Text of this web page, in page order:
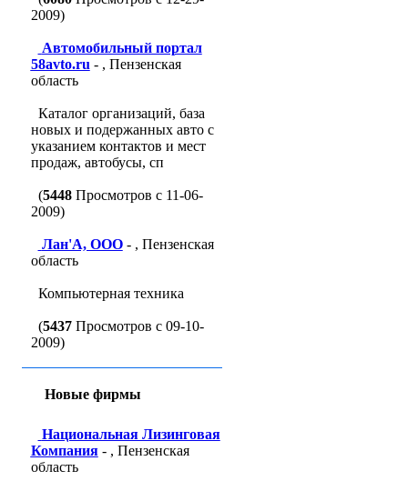
2009)
Автомобильный портал
58avto.ru - , Пензенская
область
Каталог организаций, база
новых и подержанных авто с
указанием контактов и мест
продаж, автобусы, сп
(5448Просмотров с 11-06-
2009)
Лан'A, ООО- , Пензенская
область
Компьютерная техника
(5437Просмотров с 09-10-
2009)
Новые фирмы
Национальная Лизинговая
Компания- , Пензенская
область